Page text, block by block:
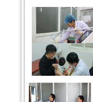
Chiếu tia Plasma lạnh
hỗ trợ điều trị vết
thương